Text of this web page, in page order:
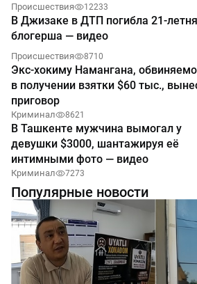
Происшествия 12233
В Джизаке в ДТП погибла 21-
блогерша — видео
Происшествия 8710
Экс-хокиму Намангана,
в получении взятки $60 тыс.,
приговор
Криминал 8621
В Ташкенте мужчина вымогал у
девушки $3000, шантажируя её
интимными фото — видео
Криминал 7273
Популярные новости